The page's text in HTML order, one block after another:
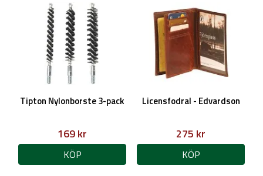
Tipton Nylonborste 3-pack
169 kr
KÖP
Licensfodral - Edvardson
275 kr
KÖP